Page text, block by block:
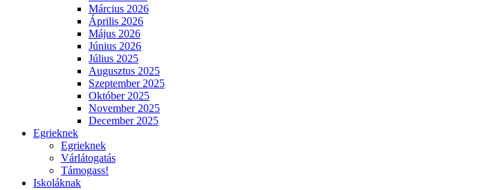
Március 2026
Április 2026
Május 2026
Június 2026
Július 2025
Augusztus 2025
Szeptember 2025
Október 2025
November 2025
December 2025
Egrieknek
Egrieknek
Várlátogatás
Támogass!
Iskoláknak